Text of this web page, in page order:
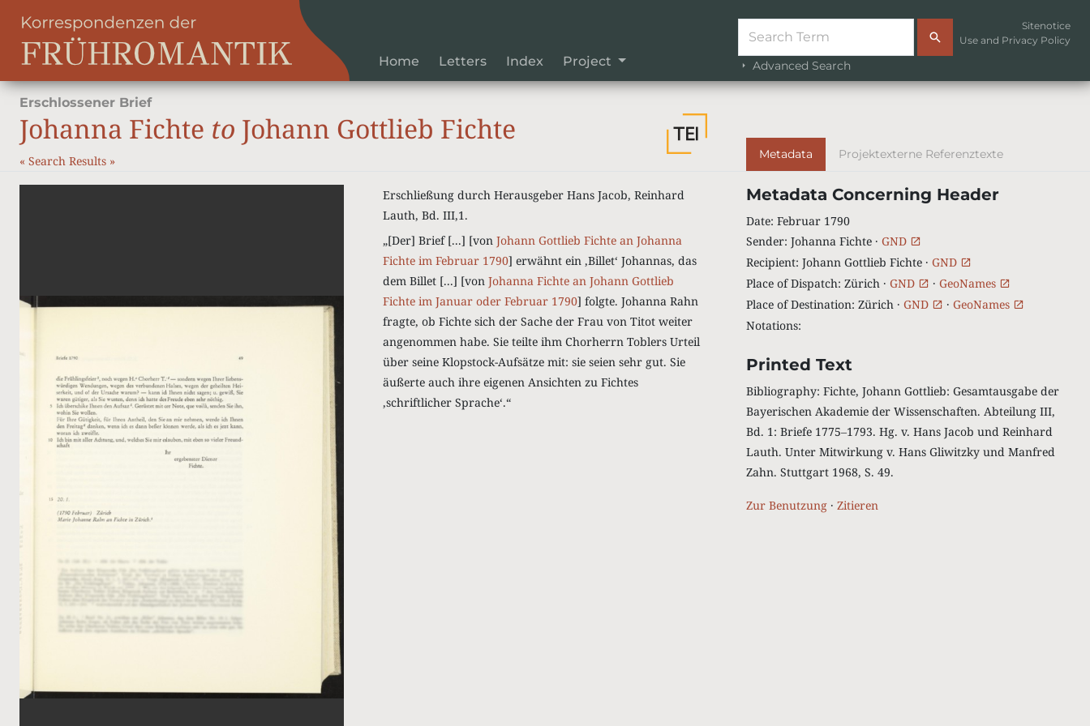
Home Letters Index Project Advanced Search
Sitenotice
Use and Privacy Policy
Erschlossener Brief
Johanna Fichte to Johann Gottlieb Fichte
« Search Results » Metadata Projektexterne Referenztexte
Erschließung durch Herausgeber Hans Jacob, Reinhard
Lauth, Bd. III,1.
„[Der] Brief [...] [von Johann Gottlieb Fichte an Johanna
Fichte im Februar 1790] erwähnt ein ‚Billet‘ Johannas, das
dem Billet [...] [von Johanna Fichte an Johann Gottlieb
Fichte im Januar oder Februar 1790] folgte. Johanna Rahn
fragte, ob Fichte sich der Sache der Frau von Titot weiter
angenommen habe. Sie teilte ihm Chorherrn Toblers Urteil
über seine Klopstock-Aufsätze mit: sie seien sehr gut. Sie
äußerte auch ihre eigenen Ansichten zu Fichtes
‚schriftlicher Sprache‘.“
Metadata Concerning Header
Date: Februar 1790
Sender: Johanna Fichte · GND
Recipient: Johann Gottlieb Fichte · GND
Place of Dispatch: Zürich · GND · GeoNames
Place of Destination: Zürich · GND · GeoNames
Notations:
Printed Text
Bibliography: Fichte, Johann Gottlieb: Gesamtausgabe der
Bayerischen Akademie der Wissenschaften. Abteilung III,
Bd. 1: Briefe 1775‒1793. Hg. v. Hans Jacob und Reinhard
Lauth. Unter Mitwirkung v. Hans Gliwitzky und Manfred
Zahn. Stuttgart 1968, S. 49.
Zur Benutzung· Zitieren